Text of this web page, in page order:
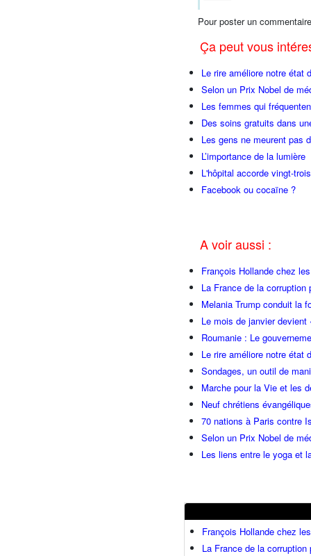
Pour poster un
Ça peut vous
Le rire améliore notre état
Selon un Prix Nobel de
Les femmes qui
Des soins gratuits dans
Les gens ne meurent pas
L’importance de la lumière
L'hôpital accorde vingt-
Facebook ou cocaïne ?
A voir aussi :
François Hollande chez
La France de la
Melania Trump conduit la
Le mois de janvier
Roumanie : Le
Le rire améliore notre état
Sondages, un outil de
Marche pour la Vie et les
Neuf chrétiens
70 nations à Paris contre
Selon un Prix Nobel de
Les liens entre le yoga et
François Hollande chez
La France de la